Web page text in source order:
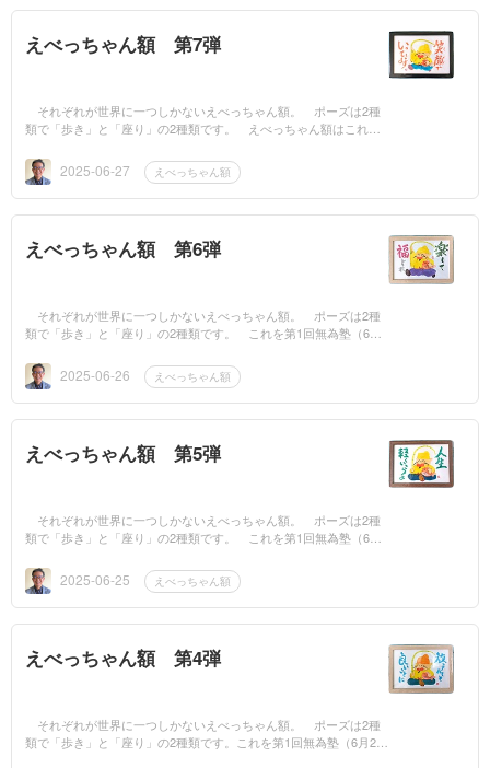
えべっちゃん額 第7弾
それぞれが世界に一つしかないえべっちゃん額。 ポーズは2種
類で「歩き」と「座り」の2種類です。 えべっちゃん額はこれで4
2025-06-27 えべっちゃん額
えべっちゃん額 第6弾
それぞれが世界に一つしかないえべっちゃん額。 ポーズは2種
類で「歩き」と「座り」の2種類です。 これを第1回無為塾（6月2
2025-06-26 えべっちゃん額
えべっちゃん額 第5弾
それぞれが世界に一つしかないえべっちゃん額。 ポーズは2種
類で「歩き」と「座り」の2種類です。 これを第1回無為塾（6月2
2025-06-25 えべっちゃん額
えべっちゃん額 第4弾
それぞれが世界に一つしかないえべっちゃん額。 ポーズは2種
類で「歩き」と「座り」の2種類です。これを第1回無為塾（6月28